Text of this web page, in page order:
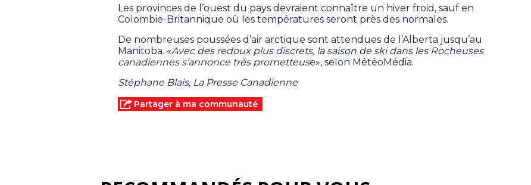
Les provinces de l’ouest du pays devraient connaître un hiver froid, sauf en
Colombie-Britannique où les températures seront près des normales.
De nombreuses poussées d’air arctique sont attendues de l’Alberta jusqu’au
Manitoba. «Avec des redoux plus discrets, la saison de ski dans les Rocheuses
canadiennes s’annonce très prometteuse», selon MétéoMédia.
Stéphane Blais, La Presse Canadienne
Partager à ma communauté